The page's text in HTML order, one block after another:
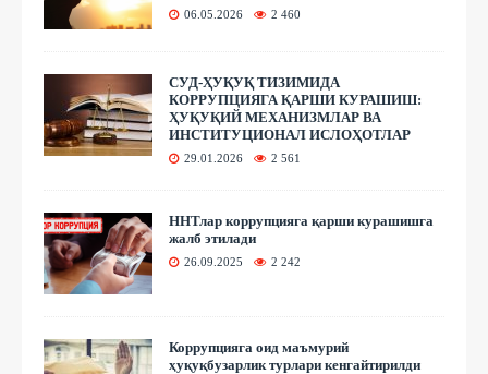
06.05.2026 2 460
СУД-ҲУҚУҚ ТИЗИМИДА
КОРРУПЦИЯГА ҚАРШИ КУРАШИШ:
ҲУҚУҚИЙ МЕХАНИЗМЛАР ВА
ИНСТИТУЦИОНАЛ ИСЛОҲОТЛАР
29.01.2026 2 561
ННТлар коррупцияга қарши курашишга
жалб этилади
26.09.2025 2 242
Коррупцияга оид маъмурий
ҳуқуқбузарлик турлари кенгайтирилди